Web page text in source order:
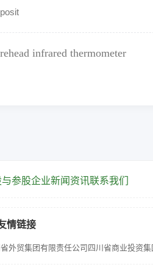
infrared thermometer
参股企业新闻资讯联系我们
情链接
外贸集团有限责任公司 四川省商业投资